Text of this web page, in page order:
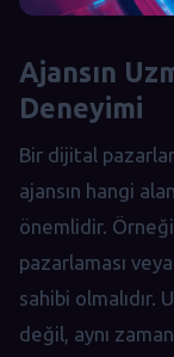
Ajansın
Deneyimi
Bir dijital
ajansın hangi
önemlidir.
pazarlaması
sahibi olmalıdır.
değil, aynı